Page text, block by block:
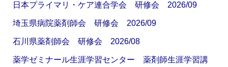
日本プライマリ・ケア連合学会 研修会 2026/09
埼玉県病院薬剤師会 研修会 2026/09
石川県薬剤師会 研修会 2026/08
薬学ゼミナール生涯学習センター 薬剤師生涯学習講